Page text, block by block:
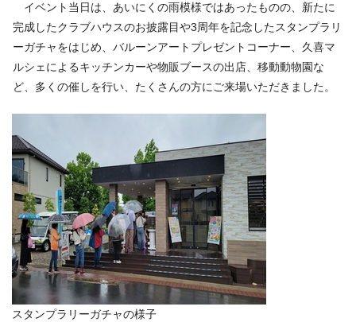
イベント当日は、あいにくの雨模様ではあったものの、新たに
完成したクラブハウスのお披露目や3周年を記念したスタンプラリ
ーガチャをはじめ、バルーンアートプレゼントコーナー、久喜マ
ルシェによるキッチンカーや物販ブースの出店、移動動物園な
ど、多くの催しを行い、たくさんの方にご来場いただきました。
スタンプラリーガチャの様子